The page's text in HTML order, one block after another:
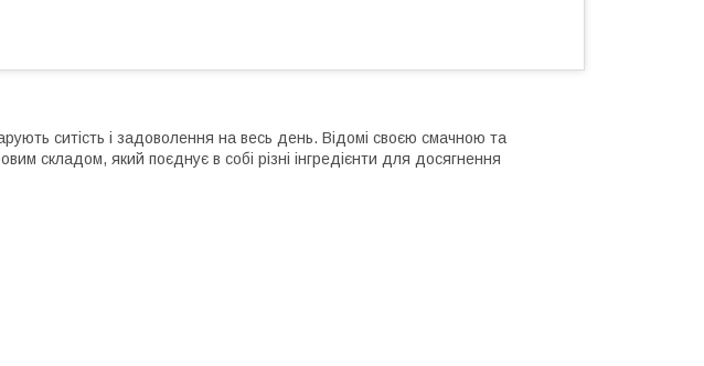
ситість і задоволення на весь день. Відомі своєю смачною та
складом, який поєднує в собі різні інгредієнти для досягнення